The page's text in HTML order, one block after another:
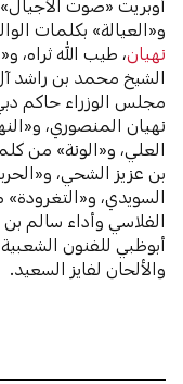
أوبريت «صوت
و«العيالة» بكلمات
نهيان، طيب الله
الشيخ محمد بن راشد
مجلس الوزراء حاكم
نهيان المنصوري،
العلي، و«الونة» من
بن عزيز الشحي،
السويدي،
الفلاسي وأداء سالم
أبوظبي للفنون الشعبية
والألحان لفايز السعيد.